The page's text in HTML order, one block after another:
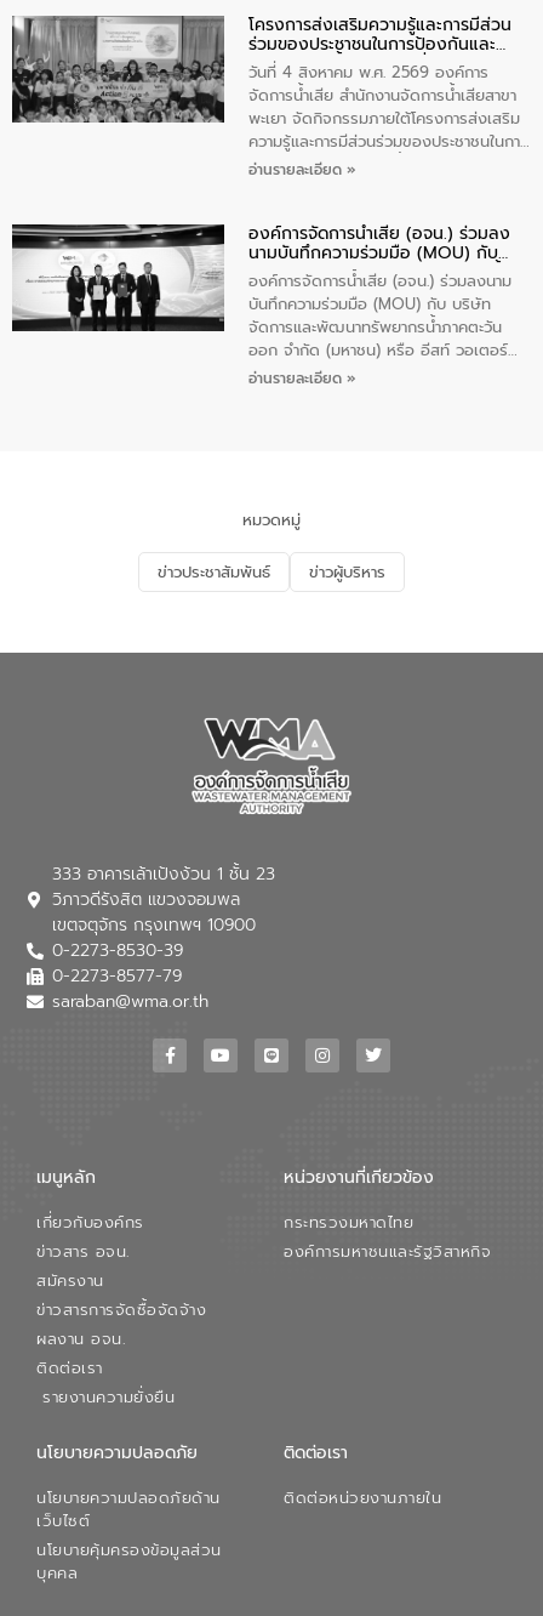
“ชุมชนร่วมใจ น้ำใสยั่งยืน” ได้บรรยายให้
ความรู้เกี่ยวกับการจัดการน้ำเสียและการใช้
ถังดักไขมันให้แก่นักเรียนโรงเรียนวัดบ่อ
(นันทวิทยา) เทศบาลนครปากเกร็ด อำเภอ
ปากเกร็ด จังหวัดนนทบุรี จำนวน 30 คน
โครงการส่งเสริมความรู้และการมีส่วน
ร่วมของประชาชนในการป้องกันและ
แก้ไขปัญหาน้ำเสียอย่างยั่งยืน
วันที่ 4 สิงหาคม พ.ศ. 2569 องค์การ
จัดการน้ำเสีย สำนักงานจัดการน้ำเสียสาขา
พะเยา จัดกิจกรรมภายใต้โครงการส่งเสริม
ความรู้และการมีส่วนร่วมของประชาชนในการ
ป้องกันและแก้ไขปัญหาน้ำเสียอย่างยั่งยืน
ชุมชนและการบำบัดน้ำเสียเบื้องต้น ให้กับ
นักเรียนชั้นประถมศึกษาปีที่ 5 โรงเรียน
เทศบาล 1 (พะเยาประชานุกูล) จำนวน 30
คน
อ่านรายละเอียด »
องค์การจัดการน้ำเสีย (อจน.) ร่วมลง
นามบันทึกความร่วมมือ (MOU) กับ
บริษัท จัดการและพัฒนาทรัพยากรน้ำ
ภาคตะวันออก จำกัด (มหาชน) หรือ อีส
ท์ วอเตอร์
องค์การจัดการน้ำเสีย (อจน.) ร่วมลงนาม
บันทึกความร่วมมือ (MOU) กับ บริษัท
จัดการและพัฒนาทรัพยากรน้ำภาคตะวัน
ออก จำกัด (มหาชน) หรือ อีสท์ วอเตอร์
เมื่อวันอังคารที่ 4 สิงหาคม 2569 ณ ห้อง
ด้านน้ำของประเทศ และเตรียมความพร้อม
รองรับการเติบโตของเมือง รวมถึงการ
ลงทุนในอุตสาหกรรมแห่งอนาคต ตลอดจน
มุ่งตอบโจทย์ความท้าทายจากวิกฤตการ
ในครั้งนี้เป็นการดึงจุดแข็งและความ
(อจน.) มาผสานกับประสบการณ์และ
เทคโนโลยีโครงข่ายน้ำครบวงจรในพื้นที่ EEC
ของอีสท์ วอเตอร์ เพื่อร่วมกันศึกษา
เทคโนโลยีการปรับปรุงคุณภาพน้ำ (Water
Reuse) และพัฒนารูปแบบการดำเนินงาน
ใช้น้ำที่พุ่งสูงขึ้นจากการขยายตัวของ
การองค์การจัดการน้ำเสีย กล่าวถึงภารกิจ
เพื่อสนับสนุนการพัฒนาเมืองอย่างยั่งยืน
ขณะที่ นายบดินทร์ อุดล กรรมการผู้อำนวย
สมดุลทางเศรษฐกิจและสิ่งแวดล้อมได้อย่าง
ภาคเอกชนในครั้งนี้ นับเป็นก้าวสำคัญของ
องค์การจัดการน้ำเสีย (อจน.) ในการร่วมวาง
อ่านรายละเอียด »
หมวดหมู่
ข่าวประชาสัมพันธ์ ข่าวผู้บริหาร
333 อาคารเล้าเป้งง้วน 1 ชั้น 23
วิภาวดีรังสิต แขวงจอมพล
เขตจตุจักร กรุงเทพฯ 10900
0-2273-8530-39
0-2273-8577-79
saraban@wma.or.th
เมนูหลัก
เกี่ยวกับองค์กร
ข่าวสาร อจน.
สมัครงาน
ข่าวสารการจัดซื้อจัดจ้าง
ผลงาน อจน.
ติดต่อเรา
รายงานความยั่งยืน
หน่วยงานที่เกียวข้อง
กระทรวงมหาดไทย
องค์การมหาชนและรัฐวิสาหกิจ
นโยบายความปลอดภัย
นโยบายความปลอดภัยด้าน
เว็บไซต์
นโยบายคุ้มครองข้อมูลส่วน
บุคคล
ติดต่อเรา
ติดต่อหน่วยงานภายใน